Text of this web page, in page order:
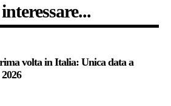
volta in Italia: Unica data a